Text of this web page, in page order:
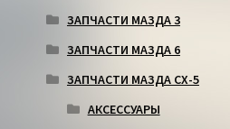
ЗАПЧАСТИ МАЗДА 3
ЗАПЧАСТИ МАЗДА 6
ЗАПЧАСТИ МАЗДА СХ-5
АКСЕССУАРЫ